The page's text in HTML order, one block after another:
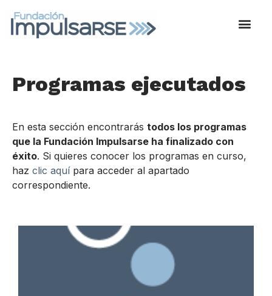
Programas ejecutados
En esta sección encontrarás todos los programas
que la Fundación Impulsarse ha finalizado con
éxito. Si quieres conocer los programas en curso,
haz clic aquí para acceder al apartado
correspondiente.